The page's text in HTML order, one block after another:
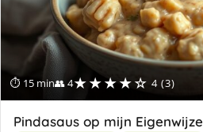
⏱ 15 min👥 4★★★★☆ 4 (3)
Pindasaus op mijn Eigenwijze